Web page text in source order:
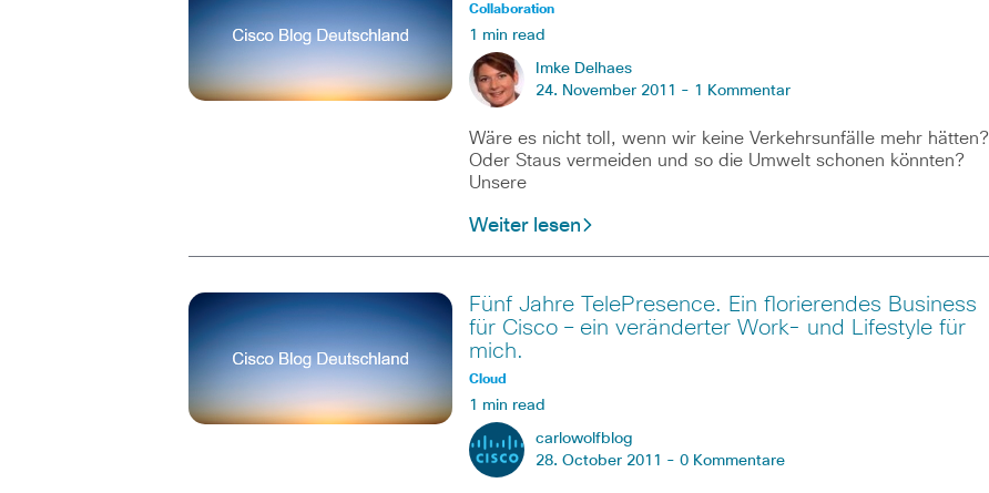
Collaboration
1 min read
Imke Delhaes
24. November 2011 - 1 Kommentar
Wäre es nicht toll, wenn wir keine Verkehrsunfälle mehr hätten?
Oder Staus vermeiden und so die Umwelt schonen könnten?
Unsere
Weiter lesen
Fünf Jahre TelePresence. Ein florierendes Business
für Cisco – ein veränderter Work- und Lifestyle für
mich.
Cloud
1 min read
carlowolfblog
28. October 2011 - 0 Kommentare